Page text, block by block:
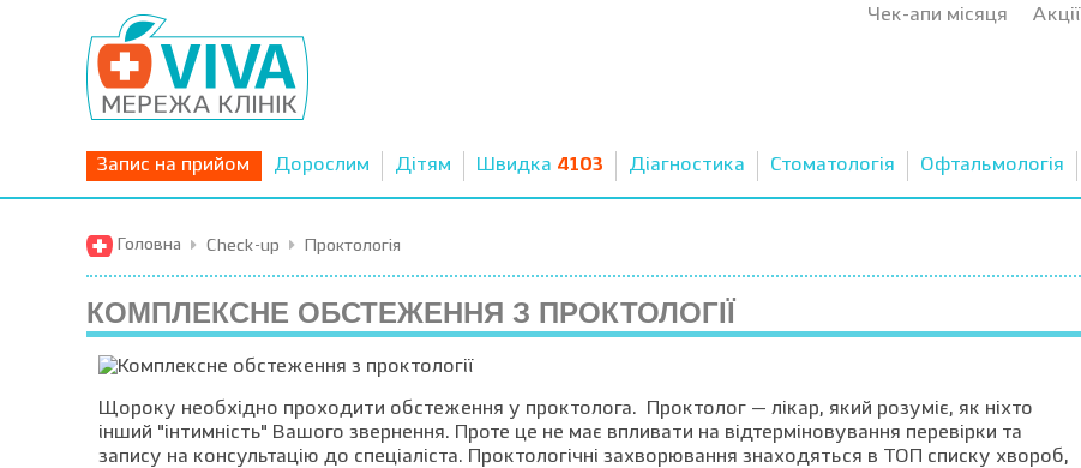
Чек-апи місяця Акції
Запис на прийом Дорослим Дітям Швидка 4103 Діагностика Стоматологія Офтальмологія
Головна Check-up Проктологія
КОМПЛЕКСНЕ ОБСТЕЖЕННЯ З ПРОКТОЛОГІЇ
Щороку необхідно проходити обстеження у проктолога. Проктолог — лікар, який розуміє, як ніхто
інший "інтимність" Вашого звернення. Проте це не має впливати на відтерміновування перевірки та
запису на консультацію до спеціаліста. Проктологічні захворювання знаходяться в ТОП списку хвороб,